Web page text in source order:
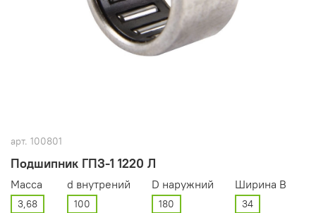
арт. 100801
Подшипник ГПЗ-1 1220 Л
Масса
3,68
d внутрений
100
D наружний
180
Ширина В
34